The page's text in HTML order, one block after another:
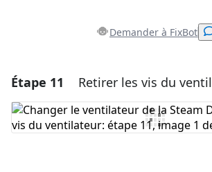
Demander à FixBot
Ajouter un commentaire
Ajouter un commentaire
Étape 11 Retirer les vis du